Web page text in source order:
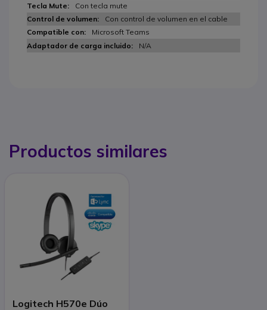
Con tecla mute
Con control de volumen en el cable
Microsoft Teams
N/A
Productos similares
Logitech H570e Dúo